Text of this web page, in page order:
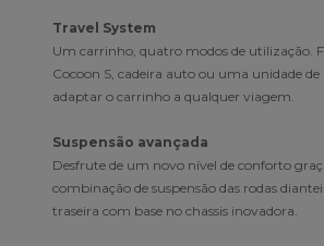
Travel System
Um carrinho, quatro modos de utilização.
Cocoon S, cadeira auto ou uma unidade de
adaptar o carrinho a qualquer viagem.
Suspensão avançada
Desfrute de um novo nível de conforto
combinação de suspensão das rodas
traseira com base no chassis inovadora.